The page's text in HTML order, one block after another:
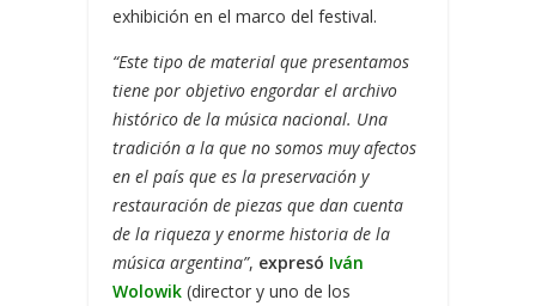
exhibición en el marco del festival.
“Este tipo de material que presentamos
tiene por objetivo engordar el archivo
histórico de la música nacional. Una
tradición a la que no somos muy afectos
en el país que es la preservación y
restauración de piezas que dan cuenta
de la riqueza y enorme historia de la
música argentina”, expresó Iván
Wolowik (director y uno de los